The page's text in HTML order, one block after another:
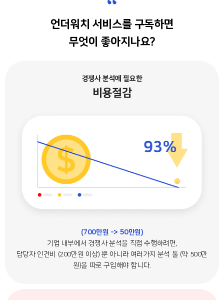
언더워치 서비스를 구독하면
무엇이 좋아지나요?
경쟁사 분석에 필요한
비용절감
(700만원 -> 50만원)
기업 내부에서 경쟁사 분석을 직접 수행하려면,
담당자 인건비 (200만원 이상) 뿐 아니라 여러가지 분석 툴 (약 500만
원)을 따로 구입해야 합니다.